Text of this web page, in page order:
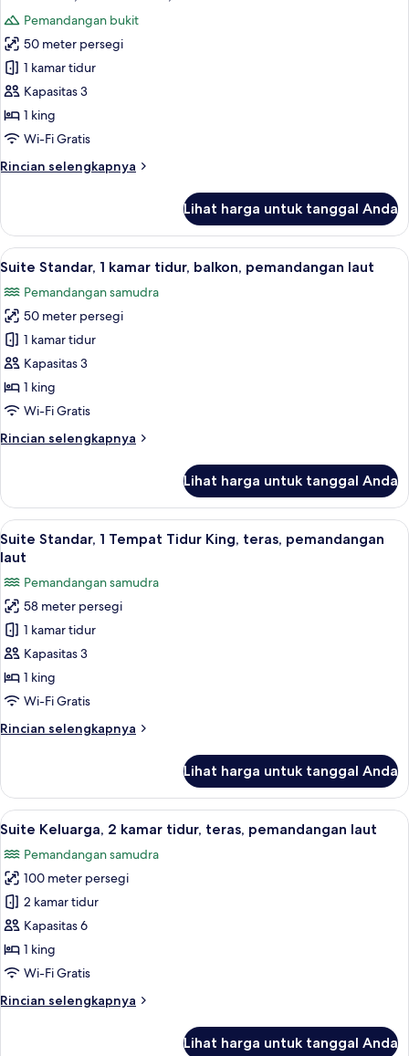
Tidur
King,
balkon,
pemandangan
laut
foto
untuk
Suite
Basic,
1
kamar
balkon
Pemandangan bukit
50 meter persegi
1 kamar tidur
Kapasitas 3
1 king
Wi-Fi Gratis
Rincian selengkapnya
Rincian
Suite
Basic,
1
tidur,
balkon
Lihat harga untuk tanggal Anda
Lihat
semua
foto
untuk
Suite
Standar,
1
kamar
balkon,
Televisi layar datar 40-inci dengan
5
Suite Standar, 1 kamar tidur, balkon, pemandangan laut
Pemandangan samudra
50 meter persegi
1 kamar tidur
Kapasitas 3
1 king
Wi-Fi Gratis
Rincian selengkapnya
Rincian
Suite
Standar,
1
kamar
balkon,
pemandangan
laut
Lihat harga untuk tanggal Anda
Lihat
semua
untuk
Suite
Standar,
1
Tempat
Tidur
teras,
Suite Standar, 1 Tempat Tidur King,
7
Suite Standar, 1 Tempat Tidur King, teras, pemandangan
laut
Pemandangan samudra
58 meter persegi
1 kamar tidur
Kapasitas 3
1 king
Wi-Fi Gratis
Rincian selengkapnya
Rincian
Suite
Standar,
1
Tidur
King,
teras,
pemandangan
laut
Lihat harga untuk tanggal Anda
Lihat
semua
foto
untuk
Suite
Keluarga,
2
kamar
teras,
Suite Keluarga, 2 kamar tidur, teras,
7
Suite Keluarga, 2 kamar tidur, teras, pemandangan laut
Pemandangan samudra
100 meter persegi
2 kamar tidur
Kapasitas 6
1 king
Wi-Fi Gratis
Rincian selengkapnya
Rincian
Lihat harga untuk tanggal Anda